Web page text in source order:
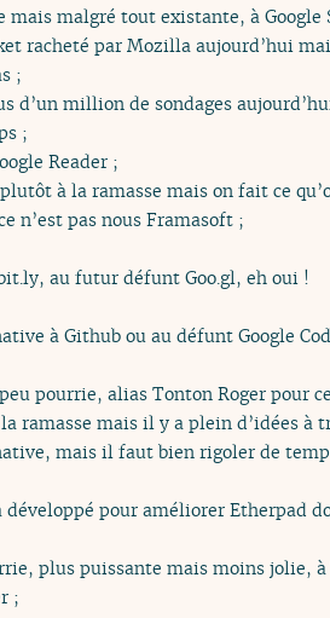
malgré tout existante, à Google
racheté par Mozilla aujourd’hui
;
d’un million de sondages
;
Reader ;
à la ramasse mais on fait ce
n’est pas nous Framasoft ;
au futur défunt Goo.gl, eh oui !
à Github ou au défunt Google
pourrie, alias Tonton Roger pour
ramasse mais il y a plein d’idées à
mais il faut bien rigoler de
développé pour améliorer Etherpad
plus puissante mais moins jolie,
;